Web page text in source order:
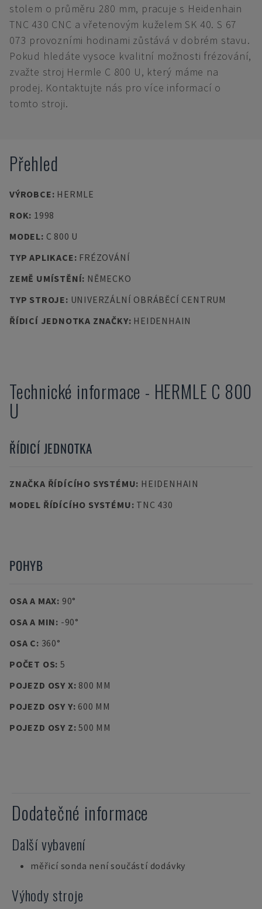
stolem o průměru 280 mm, pracuje s Heidenhain
TNC 430 CNC a vřetenovým kuželem SK 40. S 67
073 provozními hodinami zůstává v dobrém stavu.
Pokud hledáte vysoce kvalitní možnosti frézování,
zvažte stroj Hermle C 800 U, který máme na
prodej. Kontaktujte nás pro více informací o
tomto stroji.
Přehled
VÝROBCE: HERMLE
ROK: 1998
MODEL: C 800 U
TYP APLIKACE: FRÉZOVÁNÍ
ZEMĚ UMÍSTĚNÍ: NĚMECKO
TYP STROJE: UNIVERZÁLNÍ OBRÁBĚCÍ CENTRUM
ŘÍDICÍ JEDNOTKA ZNAČKY: HEIDENHAIN
Technické informace - HERMLE C 800
U
ŘÍDICÍ JEDNOTKA
ZNAČKA ŘÍDÍCÍHO SYSTÉMU: HEIDENHAIN
MODEL ŘÍDÍCÍHO SYSTÉMU: TNC 430
POHYB
OSA A MAX: 90°
OSA A MIN: -90°
OSA C: 360°
POČET OS: 5
POJEZD OSY X: 800 MM
POJEZD OSY Y: 600 MM
POJEZD OSY Z:500 MM
Dodatečné informace
Další vybavení
měřicí sonda není součástí dodávky
Výhody stroje